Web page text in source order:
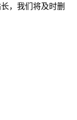
，我们将及时删